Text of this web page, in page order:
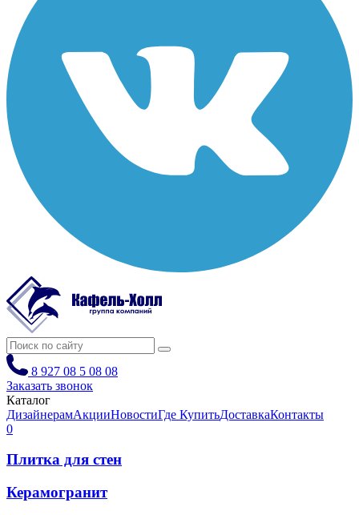
8 927 08 5 08 08
Заказать звонок
Каталог
ДизайнерамАкцииНовостиГде КупитьДоставкаКонтакты
0
Плитка для стен
Керамогранит